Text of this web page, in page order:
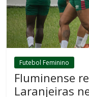
Futebol Feminino
Fluminense
Laranjeiras